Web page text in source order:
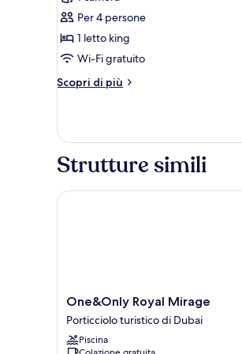
per
Suite
Junior
Per 4 persone
1 letto king
Wi-Fi gratuito
Scopri di più
Altri
Junior
Strutture simili
One&Only
Royal
Mirage
Porticciolo
One&Only Royal Mirage
Porticciolo turistico di Dubai
Piscina
One&Only Royal Mirage